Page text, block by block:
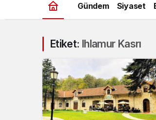
Gündem Siyaset
Etiket: Ihlamur Kasrı